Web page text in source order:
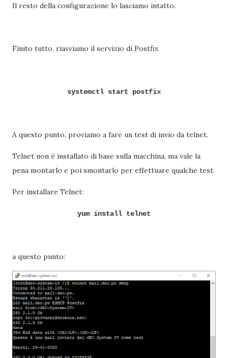
Il resto della configurazione lo lasciamo intatto.
Finito tutto, riavviamo il servizio di Postfix
systemctl start postfix
A questo punto, proviamo a fare un test di invio da telnet.
Telnet non è installato di base sulla macchina, ma vale la
pena montarlo e poi smontarlo per effettuare qualche test.
Per installare Telnet:
yum install telnet
a questo punto: